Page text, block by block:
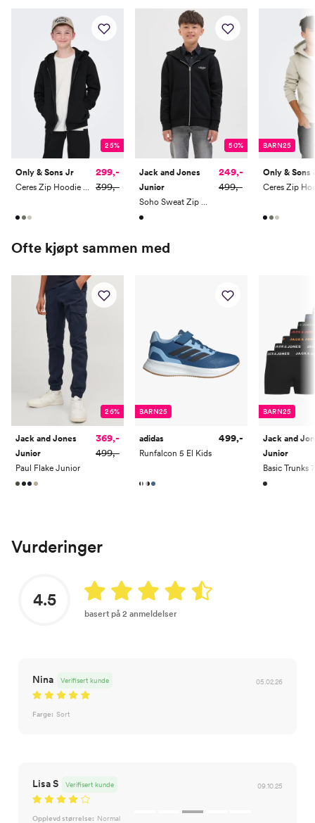
25%
Only & Sons Jr
299,-
399,-
50%
Jack and Jones
Junior
249,-
499,-
BARN25
Only & Sons
Ofte kjøpt sammen med
26%
Jack and Jones
Junior
Paul Flake Junior
369,-
499,-
BARN25
adidas
Runfalcon 5 El Kids
499,-
BARN25
Jack and
Junior
Basic Trunks
Vurderinger
4.5
basert på 2 anmeldelser
Nina 05.02.26
Verifisert kunde
Farge: Sort
Lisa S 09.10.25
Verifisert kunde
Opplevd størrelse: Normal